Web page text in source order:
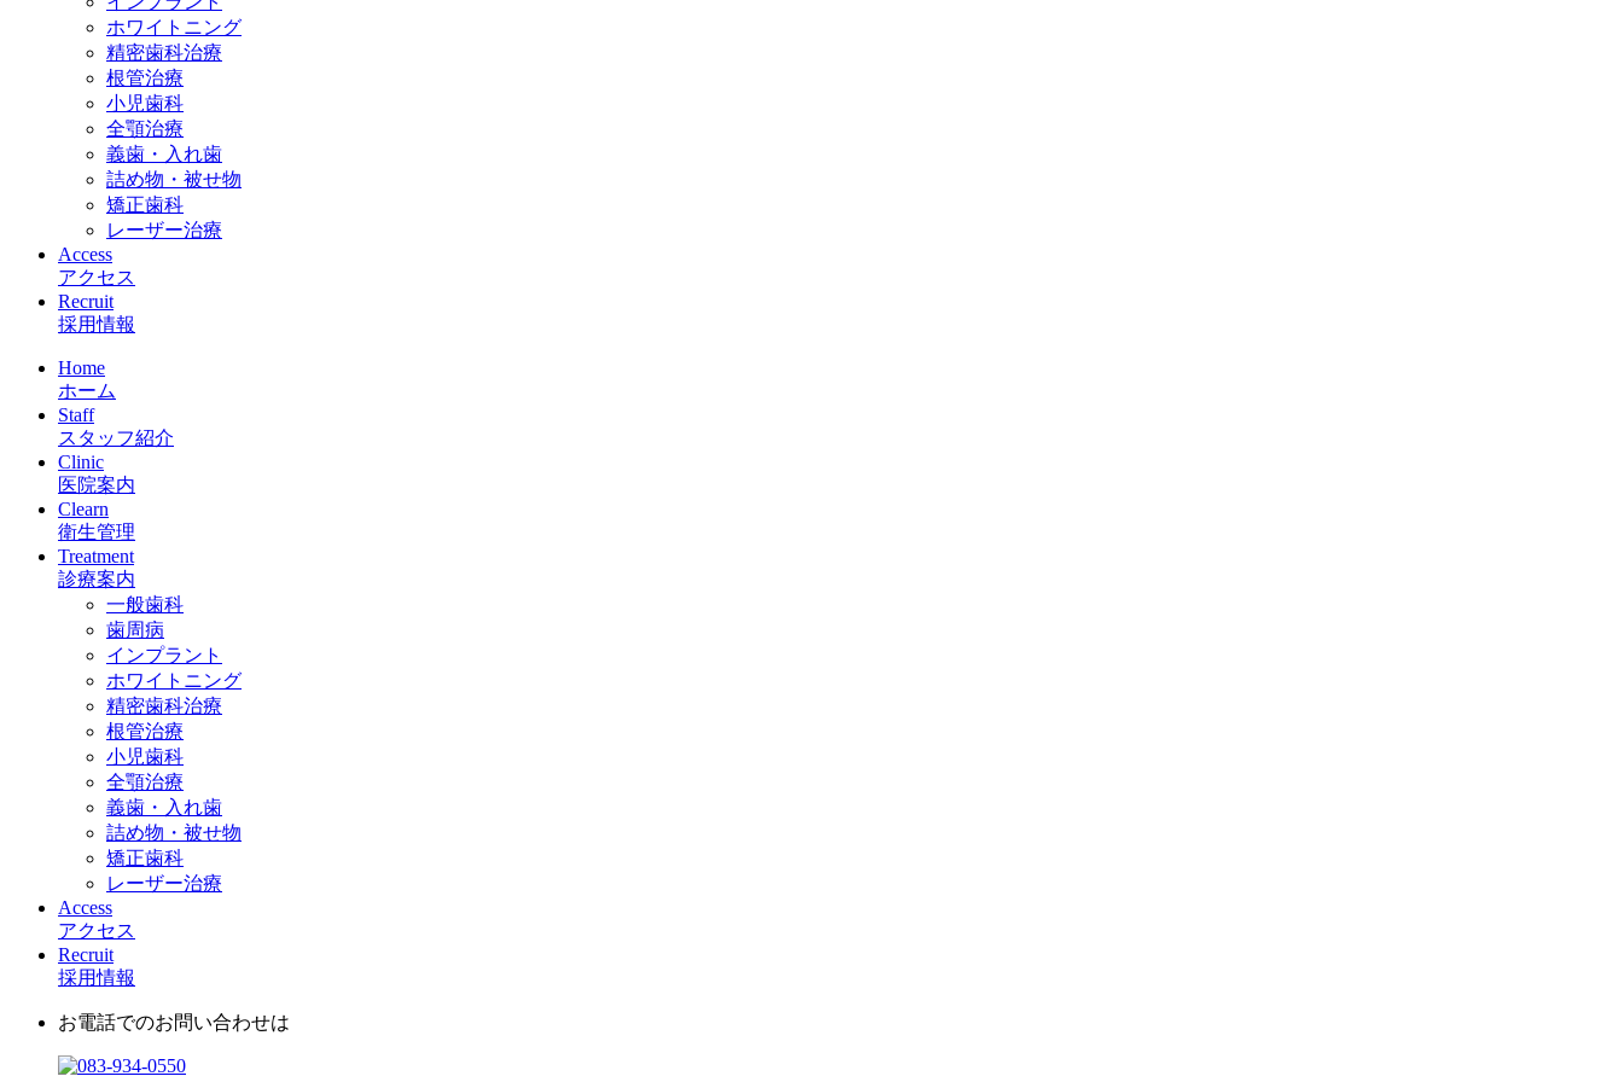
ホワイトニング
精密歯科治療
根管治療
小児歯科
全顎治療
義歯・入れ歯
詰め物・被せ物
矯正歯科
レーザー治療
Access
アクセス
Recruit
採用情報
Home
ホーム
Staff
スタッフ紹介
Clinic
医院案内
Clearn
衛生管理
Treatment
診療案内
一般歯科
歯周病
インプラント
ホワイトニング
精密歯科治療
根管治療
小児歯科
全顎治療
義歯・入れ歯
詰め物・被せ物
矯正歯科
レーザー治療
Access
アクセス
Recruit
採用情報
お電話でのお問い合わせは